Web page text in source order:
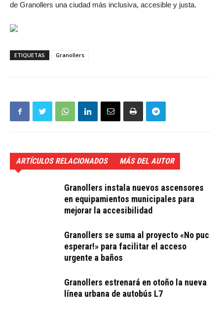
de Granollers una ciudad más inclusiva, accesible y justa.
ETIQUETAS Granollers
ARTÍCULOS RELACIONADOS MÁS DEL AUTOR
Granollers instala nuevos ascensores
en equipamientos municipales para
mejorar la accesibilidad
Granollers se suma al proyecto «No puc
esperar!» para facilitar el acceso
urgente a baños
Granollers estrenará en otoño la nueva
línea urbana de autobús L7